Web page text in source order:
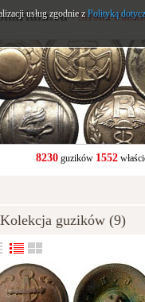
- Strona
8230guzików 1552
guzików (9)
usług zgodnie zPolityką